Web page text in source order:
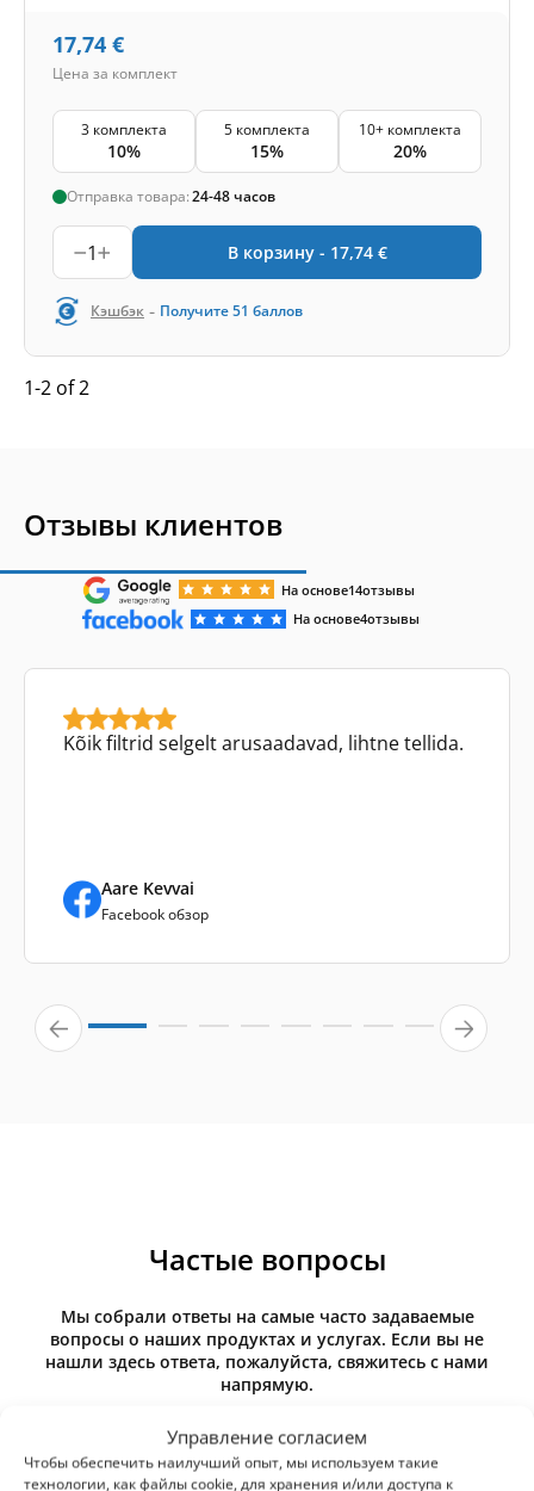
Управление согласием
Чтобы обеспечить наилучший опыт, мы используем такие
технологии, как файлы cookie, для хранения и/или доступа к
17,74 €
Цена за комплект
3 комплекта
10%
5 комплекта
15%
10+ комплекта
20%
Отправка товара:24-48 часов
1 В корзину - 17,74 €
Кэшбэк - Получите51 баллов
1-2 of 2
Отзывы клиентов
На основе14отзывы
На основе4отзывы
Kõik filtrid selgelt arusaadavad, lihtne tellida.
Aare Kevvai
Facebook обзор
Частые вопросы
Мы собрали ответы на самые часто задаваемые
вопросы о наших продуктах и услугах. Если вы не
нашли здесь ответа, пожалуйста, свяжитесь с нами
напрямую.